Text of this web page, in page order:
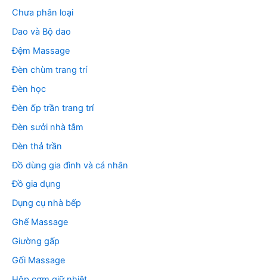
Chưa phân loại
Dao và Bộ dao
Đệm Massage
Đèn chùm trang trí
Đèn học
Đèn ốp trần trang trí
Đèn sưởi nhà tắm
Đèn thả trần
Đồ dùng gia đình và cá nhân
Đồ gia dụng
Dụng cụ nhà bếp
Ghế Massage
Giường gấp
Gối Massage